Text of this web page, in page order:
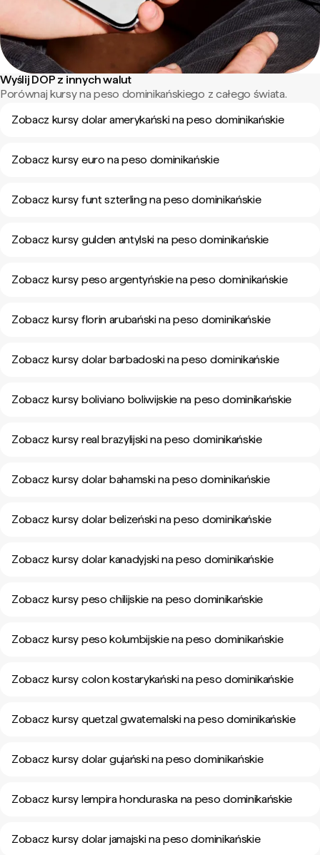
Wyślij DOP z innych walut
Porównaj kursy na peso dominikańskiego z całego świata.
Zobacz kursy dolar amerykański na peso dominikańskie
Zobacz kursy euro na peso dominikańskie
Zobacz kursy funt szterling na peso dominikańskie
Zobacz kursy gulden antylski na peso dominikańskie
Zobacz kursy peso argentyńskie na peso dominikańskie
Zobacz kursy florin arubański na peso dominikańskie
Zobacz kursy dolar barbadoski na peso dominikańskie
Zobacz kursy boliviano boliwijskie na peso dominikańskie
Zobacz kursy real brazylijski na peso dominikańskie
Zobacz kursy dolar bahamski na peso dominikańskie
Zobacz kursy dolar belizeński na peso dominikańskie
Zobacz kursy dolar kanadyjski na peso dominikańskie
Zobacz kursy peso chilijskie na peso dominikańskie
Zobacz kursy peso kolumbijskie na peso dominikańskie
Zobacz kursy colon kostarykański na peso dominikańskie
Zobacz kursy quetzal gwatemalski na peso dominikańskie
Zobacz kursy dolar gujański na peso dominikańskie
Zobacz kursy lempira honduraska na peso dominikańskie
Zobacz kursy dolar jamajski na peso dominikańskie